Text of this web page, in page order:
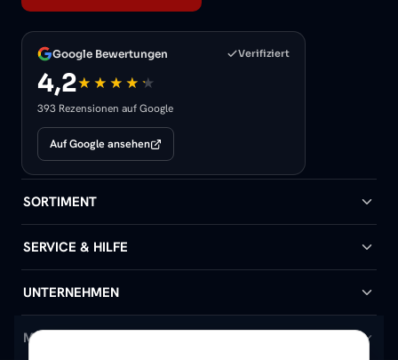
Google Bewertungen Verifiziert
4,2
393 Rezensionen auf Google
Auf Google ansehen
SORTIMENT
Badheizkörper
Handtuchheizkörper
Design-Heizkörper
SERVICE & HILFE
Hilfe & Kontakt
Versand & Lieferung
UNTERNEHMEN
Wir über uns
MEIN KONTO